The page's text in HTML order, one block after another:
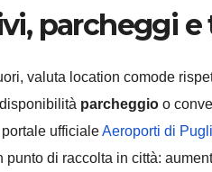
parcheggi e
valuta location comode
parcheggio o
ufficialeAeroporti di
punto di raccolta in città: